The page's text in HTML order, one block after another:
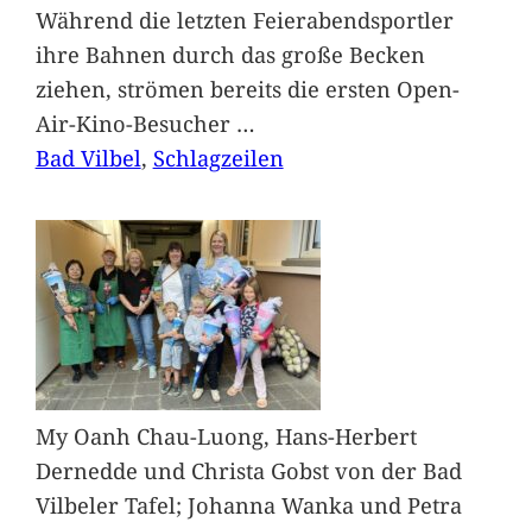
Während die letzten Feierabendsportler
ihre Bahnen durch das große Becken
ziehen, strömen bereits die ersten Open-
Air-Kino-Besucher …
Bad Vilbel, Schlagzeilen
My Oanh Chau-Luong, Hans-Herbert
Dernedde und Christa Gobst von der Bad
Vilbeler Tafel; Johanna Wanka und Petra